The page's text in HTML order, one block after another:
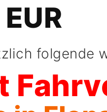
folgende